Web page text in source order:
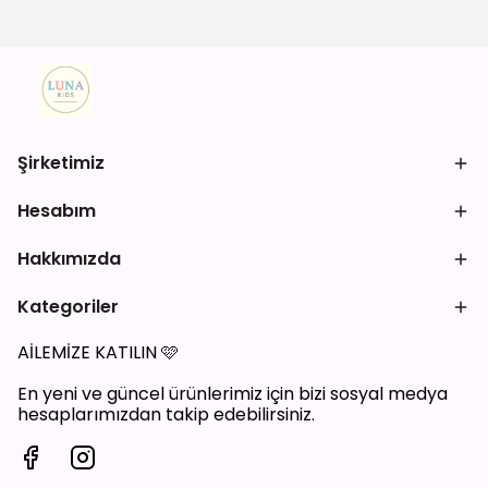
Şirketimiz
Hesabım
Hakkımızda
Kategoriler
AİLEMİZE KATILIN🩷
En yeni ve güncel ürünlerimiz için bizi sosyal medya
hesaplarımızdan takip edebilirsiniz.